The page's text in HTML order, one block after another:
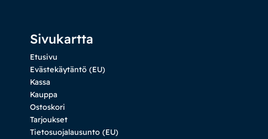
Sivukartta
Etusivu
Evästekäytäntö (EU)
Kassa
Kauppa
Ostoskori
Tarjoukset
Tietosuojalausunto (EU)